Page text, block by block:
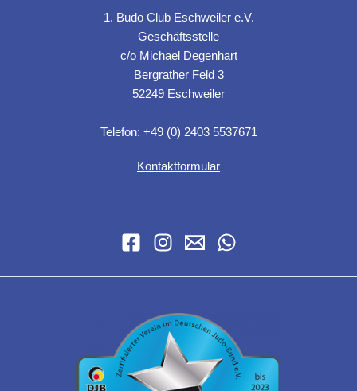
1. Budo Club Eschweiler e.V.
Geschäftsstelle
c/o Michael Degenhart
Bergrather Feld 3
52249 Eschweiler
Telefon: +49 (0) 2403 5537671
Kontaktformular